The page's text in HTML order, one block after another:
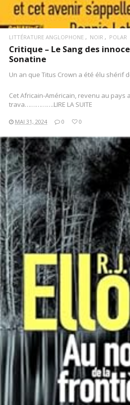
LITTÉRATURE ANGLOPHONE NOIR POLAR
Critique – Le Sang des
Sonatine
Un an que Titus Crown a été élu shérif
Cet Africain-Américain, revenu au pays
trava…………….LIRE LA SUITE
MAI 31, 2024 0 0
LIRE LA